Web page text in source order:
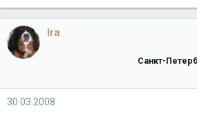
Ira
Санкт-
30.03.2008